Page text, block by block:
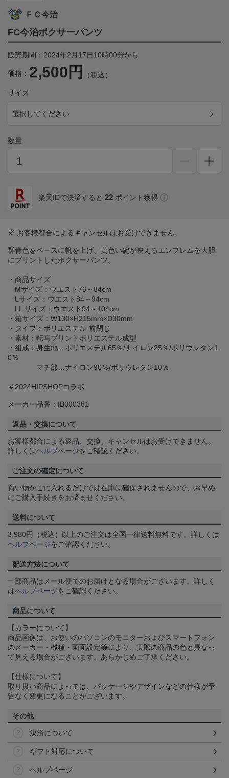
ＦＣ今治
FC今治ボクサーパンツ
販売期間：2024年2月17日10時00分から
価格： 2,500円 （税込）
サイズ
選択してください
数量
楽天IDで決済すると 22 ポイント獲得
※ お客様都合によるキャンセルはお受けできません。
群青色をベースに帆を上げ、黄色い碇が映えるエンブレムを大胆
にプリントしたボクサーパンツ。
・商品サイズ
Mサイズ：ウエスト76～84cm
Lサイズ：ウエスト84～94cm
LL サイズ：ウエスト94～104cm
・箱サイズ：W130×H215mm×D30mm
・タイプ：ポリエステル-前閉じ
・素材：転写プリントポリエステル成型
・組成：身生地…ポリエステル65％/ナイロン25％/ポリウレタン1
0％
マチ部…ナイロン90％/ポリウレタン10％
＃2024HIPSHOPコラボ
メーカー品番：IB000381
返品・交換について
お客様都合による返品、交換、キャンセルはお受けできません。
詳しくはヘルプページをご確認ください。
ご注文の確定について
買い物かごに入れるだけでは在庫は確保されませんので、お早め
にご購入手続きをお済ませください。
送料について
3,980円（税込）以上のご注文は全国一律送料無料です。詳しくは
ヘルプページをご確認ください。
配送方法について
一部商品はメール便でのお届けとなる場合がございます。詳しく
はヘルプページをご確認ください。
商品について
【カラーについて】
商品画像は、お使いのパソコンのモニターおよびスマートフォン
のメーカー・機種・画面設定等により、実際の商品の色と異なっ
て見える場合がございます。あらかじめご了承ください。
【仕様について】
取り扱い商品によっては、パッケージやデザインなどの仕様が予
告なく変更になることがございます。
その他
決済について
ギフト対応について
ヘルプページ